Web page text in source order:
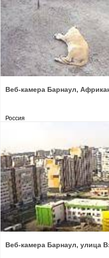
Веб-камера Барнаул,
Россия
Веб-камера Барнаул, улица